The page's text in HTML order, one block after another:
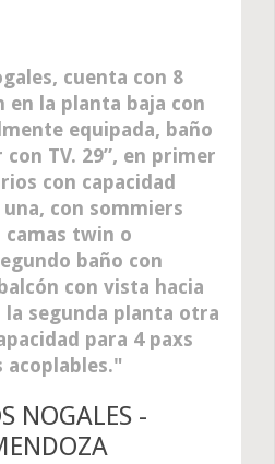
cuenta con 8
en la planta baja con
equipada, baño
TV. 29”, en primer
con capacidad
con sommiers
camas twin o
baño con
con vista hacia
la segunda planta otra
para 4 paxs
acoplables.
NOGALES -